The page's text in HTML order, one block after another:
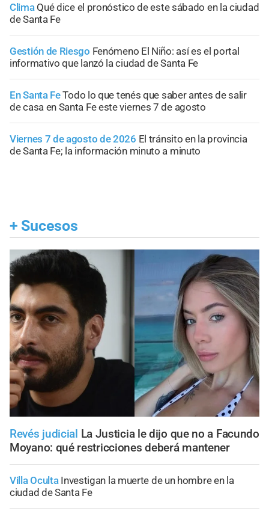
Clima Qué dice el pronóstico de este sábado en la ciudad
de Santa Fe
Gestión de Riesgo Fenómeno El Niño: así es el portal
informativo que lanzó la ciudad de Santa Fe
En Santa FeTodo lo que tenés que saber antes de salir
de casa en Santa Fe este viernes 7 de agosto
Viernes 7 de agosto de 2026 El tránsito en la provincia
de Santa Fe; la información minuto a minuto
+ Sucesos
Revés judicial La Justicia le dijo que no a Facundo
Moyano: qué restricciones deberá mantener
Villa Oculta Investigan la muerte de un hombre en la
ciudad de Santa Fe